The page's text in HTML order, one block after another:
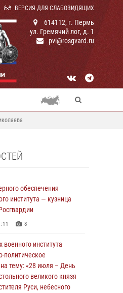
ВЕРСИЯ ДЛЯ СЛАБОВИДЯЩИХ
614112, г. Пермь
ул. Гремячий лог, д. 1
pvi@rosgvard.ru
обеспечения
института — кузница
8
института
политическое
тему: «28 июля – День
великого князя
Руси, небесного